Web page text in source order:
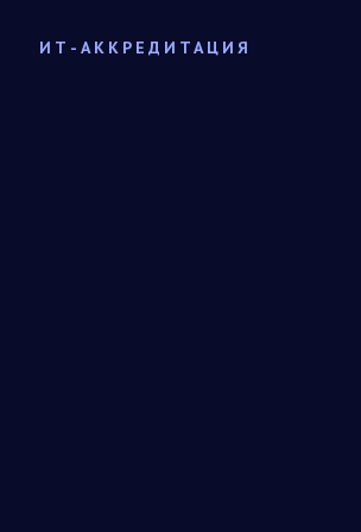
ИТ-АККРЕДИТАЦИЯ